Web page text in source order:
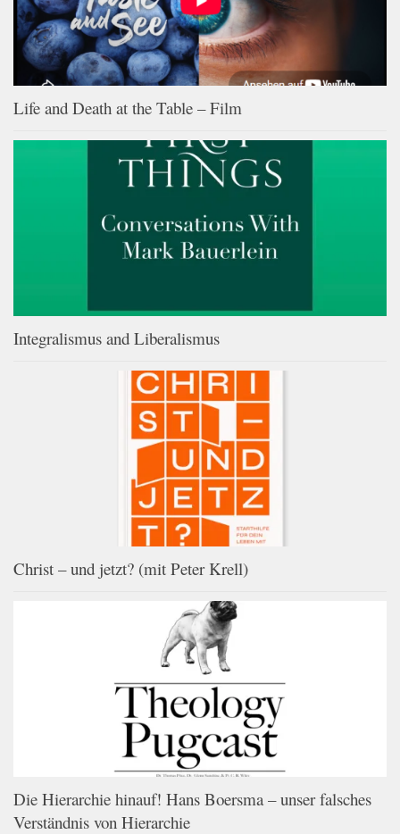
Life and Death at the Table – Film
Integralismus and Liberalismus
Christ – und jetzt? (mit Peter Krell)
Die Hierarchie hinauf! Hans Boersma – unser falsches
Verständnis von Hierarchie